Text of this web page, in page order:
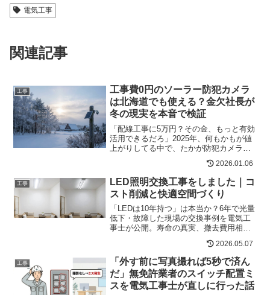
電気工事
関連記事
工事
工事費0円のソーラー防犯カメラ
は北海道でも使える？金欠社長が
冬の現実を本音で検証
「配線工事に5万円？その金、もっと有効
活用できるだろ」2025年、何もかもが値
上がりしてる中で、たかが防犯カメラの
配線工事に5〜7万円も払うって、正直バ
カらしくないですか？その金があった
ら、週末のメインレースで勝負できる
し、出張先で極上の海...
2026.01.06
工事
LED照明交換工事をしました｜コ
スト削減と快適空間づくり
「LEDは10年持つ」は本当か？6年で光量
低下・故障した現場の交換事例を電気工
事士が公開。寿命の真実、撤去費用相場
（家庭用〜産廃）、新型LED器具設置の
2026.05.07
工事
「外す前に写真撮れば5秒で済ん
だ」無免許業者のスイッチ配置ミ
スを電気工事士が直しに行った話